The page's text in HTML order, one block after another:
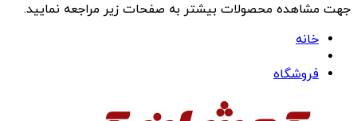
جهت مشاهده محصولات بیشتر به صفحات زیر مراجعه نمایید.
خانه
فروشگاه